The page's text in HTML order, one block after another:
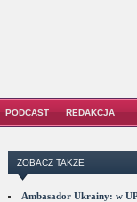
PODCAST REDAKCJA
ZOBACZ TAKŻE
Ambasador Ukrainy: w